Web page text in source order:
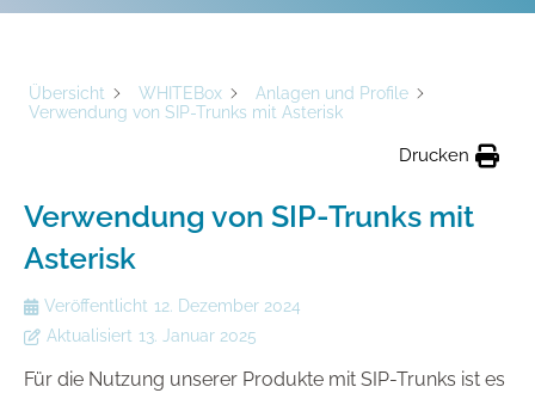
Übersicht WHITEBox
Anlagen und Profile
Verwendung von SIP-Trunks mit Asterisk
Drucken
Verwendung von SIP-Trunks mit
Asterisk
Veröffentlicht 12. Dezember 2024
Aktualisiert 13. Januar 2025
Für die Nutzung unserer Produkte mit SIP-Trunks ist es